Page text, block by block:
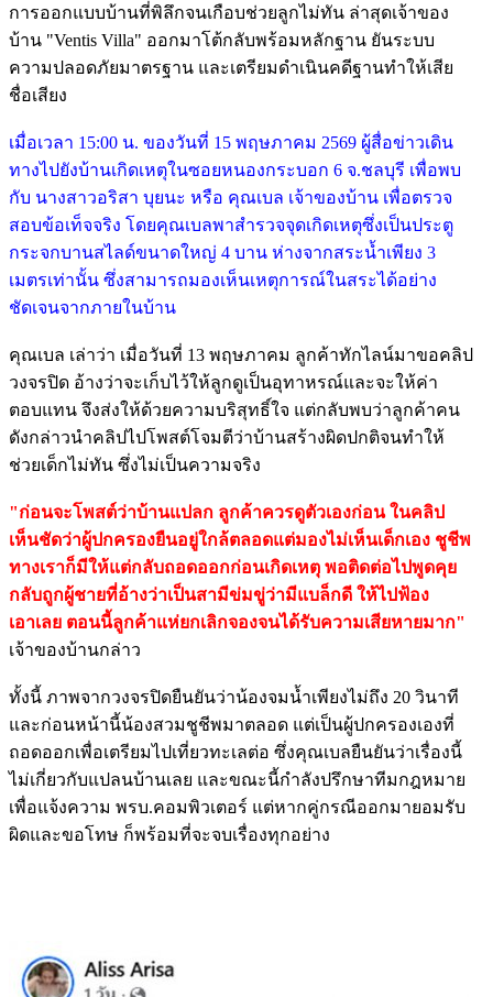
การออกแบบบ้านที่พิลึกจนเกือบช่วยลูกไม่ทัน ล่าสุดเจ้าของ
บ้าน "Ventis Villa" ออกมาโต้กลับพร้อมหลักฐาน ยันระบบ
ความปลอดภัยมาตรฐาน และเตรียมดำเนินคดีฐานทำให้เสีย
ชื่อเสียง
เมื่อเวลา 15:00 น. ของวันที่ 15 พฤษภาคม 2569 ผู้สื่อข่าวเดิน
ทางไปยังบ้านเกิดเหตุในซอยหนองกระบอก 6 จ.ชลบุรี เพื่อพบ
กับ นางสาวอริสา บุยนะ หรือ คุณเบล เจ้าของบ้าน เพื่อตรวจ
สอบข้อเท็จจริง โดยคุณเบลพาสำรวจจุดเกิดเหตุซึ่งเป็นประตู
กระจกบานสไลด์ขนาดใหญ่ 4 บาน ห่างจากสระน้ำเพียง 3
เมตรเท่านั้น ซึ่งสามารถมองเห็นเหตุการณ์ในสระได้อย่าง
ชัดเจนจากภายในบ้าน
คุณเบล เล่าว่า เมื่อวันที่ 13 พฤษภาคม ลูกค้าทักไลน์มาขอคลิป
วงจรปิด อ้างว่าจะเก็บไว้ให้ลูกดูเป็นอุทาหรณ์และจะให้ค่า
ตอบแทน จึงส่งให้ด้วยความบริสุทธิ์ใจ แต่กลับพบว่าลูกค้าคน
ดังกล่าวนำคลิปไปโพสต์โจมตีว่าบ้านสร้างผิดปกติจนทำให้
ช่วยเด็กไม่ทัน ซึ่งไม่เป็นความจริง
"ก่อนจะโพสต์ว่าบ้านแปลก ลูกค้าควรดูตัวเองก่อน ในคลิป
เห็นชัดว่าผู้ปกครองยืนอยู่ใกล้ตลอดแต่มองไม่เห็นเด็กเอง ชูชีพ
ทางเราก็มีให้แต่กลับถอดออกก่อนเกิดเหตุ พอติดต่อไปพูดคุย
กลับถูกผู้ชายที่อ้างว่าเป็นสามีข่มขู่ว่ามีแบล็กดี ให้ไปฟ้อง
เอาเลย ตอนนี้ลูกค้าแห่ยกเลิกจองจนได้รับความเสียหายมาก"
เจ้าของบ้านกล่าว
ทั้งนี้ ภาพจากวงจรปิดยืนยันว่าน้องจมน้ำเพียงไม่ถึง 20 วินาที
และก่อนหน้านี้น้องสวมชูชีพมาตลอด แต่เป็นผู้ปกครองเองที่
ถอดออกเพื่อเตรียมไปเที่ยวทะเลต่อ ซึ่งคุณเบลยืนยันว่าเรื่องนี้
ไม่เกี่ยวกับแปลนบ้านเลย และขณะนี้กำลังปรึกษาทีมกฎหมาย
เพื่อแจ้งความ พรบ.คอมพิวเตอร์ แต่หากคู่กรณีออกมายอมรับ
ผิดและขอโทษ ก็พร้อมที่จะจบเรื่องทุกอย่าง